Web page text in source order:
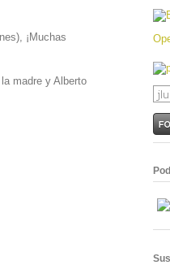
¡Muchas
madre y Alberto